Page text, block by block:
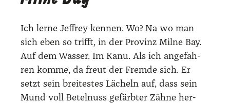
Ich ler­ne Jef­frey ken­nen. Wo? Na wo man
sich eben so trifft, in der Pro­vinz Mil­ne Bay.
Auf dem Was­ser. Im Kanu. Als ich ange­fah­
ren kom­me, da freut der Frem­de sich. Er
setzt sein brei­tes­tes Lächeln auf, dass sein
Mund voll Betel­nuss gefärb­ter Zäh­ne her­